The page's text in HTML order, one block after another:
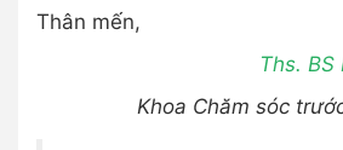
Thân mến,
Ths. BS
Khoa Chăm sóc